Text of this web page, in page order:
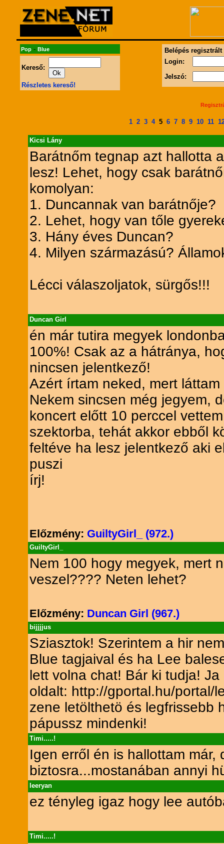
Pop- Blue
Kereső:
Részletes kereső!
Belépés regisztrált
Login:
Jelszó:
1 2 3 4 5 6 7 8 9 10 11
Kicsi Lány
Barátnőm tegnap azt hallotta
lesz! Lehet, hogy csak
komolyan:
1. Duncannak van barátnője?
2. Lehet, hogy van tőle
3. Hány éves Duncan?
4. Milyen származású?
Lécci válaszoljatok, sürgős!!!
Duncan Girl
én már tutira megyek
100%! Csak az a hátránya,
nincsen jelentkező!
Azért írtam neked, mert
Nekem sincsen még jegyem,
koncert előtt 10 perccel
szektorba, tehát akkor ebből
feltéve ha lesz jelentkező aki
puszi
írj!
Előzmény: GuiltyGirl_ (972.)
GuiltyGirl_
Nem 100 hogy megyek, mert
veszel???? Neten lehet?
Előzmény: Duncan Girl (967.)
bijjjjus
Sziasztok! Szerintem a hir
Blue tagjaival és ha Lee
lett volna chat! Bár ki tudja!
oldalt: http://gportal.hu/portal/
zene letölthetö és legfrissebb
pápussz mindenki!
Timi.....!
Igen erről én is hallottam már,
biztosra...mostanában annyi
leeryan
ez tényleg igaz hogy lee
Timi.....!